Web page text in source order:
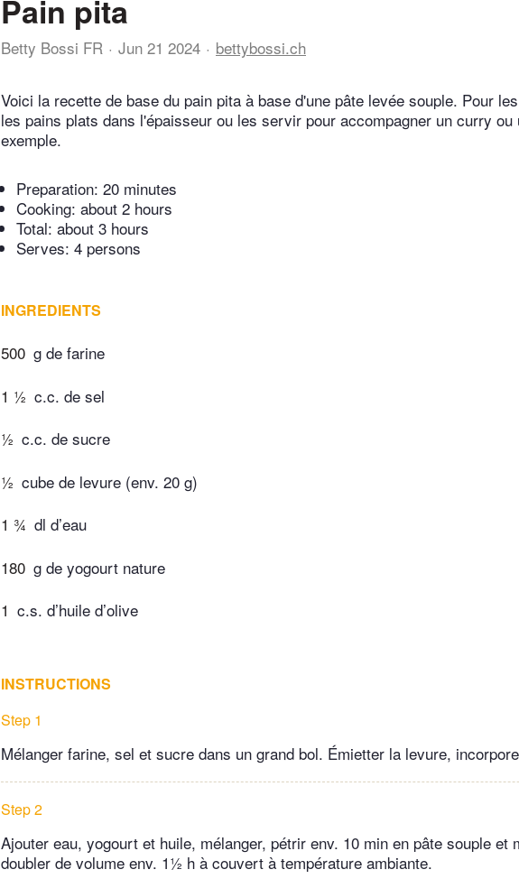
Pain pita
Betty Bossi FR Jun 21 2024 bettybossi.ch
Voici la recette de base du pain pita à base d'une pâte levée souple. Pour
les pains plats dans l'épaisseur ou les servir pour accompagner un curry ou
exemple.
Preparation: 20 minutes
Cooking: about 2 hours
Total: about 3 hours
Serves: 4 persons
INGREDIENTS
500 g de farine
1 ½ c.c. de sel
½ c.c. de sucre
½ cube de levure (env. 20 g)
1 ¾ dl d’eau
180 g de yogourt nature
1 c.s. d’huile d’olive
INSTRUCTIONS
Step 1
Mélanger farine, sel et sucre dans un grand bol. Émietter la levure,
Step 2
Ajouter eau, yogourt et huile, mélanger, pétrir env. 10 min en pâte souple et
doubler de volume env. 1½ h à couvert à température ambiante.